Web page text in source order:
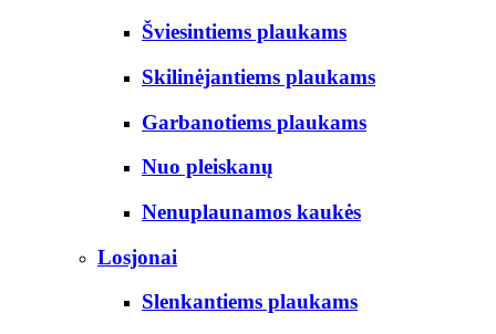
Šviesintiems plaukams
Skilinėjantiems plaukams
Garbanotiems plaukams
Nuo pleiskanų
Nenuplaunamos kaukės
Losjonai
Slenkantiems plaukams